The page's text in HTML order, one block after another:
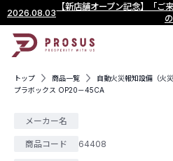
2026.08.03
【新店舗オープン記念】「ご
トップ 商品一覧
自動火災報知設備（火災
プラボックス OP20－45CA
メーカー名
商品コード 64408